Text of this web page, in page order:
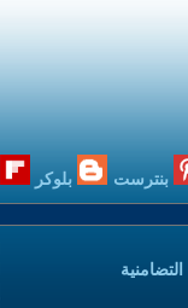
بنترست بلوكر